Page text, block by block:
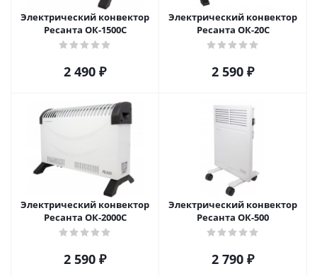
Электрический конвектор
Ресанта ОК-1500С
2 490 ₽
Электрический конвектор
Ресанта ОК-20С
2 590 ₽
Электрический конвектор
Ресанта ОК-2000С
2 590 ₽
Электрический конвектор
Ресанта ОК-500
2 790 ₽